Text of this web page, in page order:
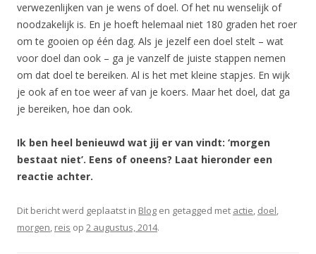
verwezenlijken van je wens of doel. Of het nu wenselijk of
noodzakelijk is. En je hoeft helemaal niet 180 graden het roer
om te gooien op één dag. Als je jezelf een doel stelt – wat
voor doel dan ook – ga je vanzelf de juiste stappen nemen
om dat doel te bereiken. Al is het met kleine stapjes. En wijk
je ook af en toe weer af van je koers. Maar het doel, dat ga
je bereiken, hoe dan ook.
Ik ben heel benieuwd wat jij er van vindt: ‘morgen
bestaat niet’. Eens of oneens? Laat hieronder een
reactie achter.
Dit bericht werd geplaatst in Blog en getagged met actie, doel,
morgen, reis op 2 augustus, 2014.